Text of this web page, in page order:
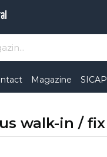
Magazine SICAP
walk-in / fix